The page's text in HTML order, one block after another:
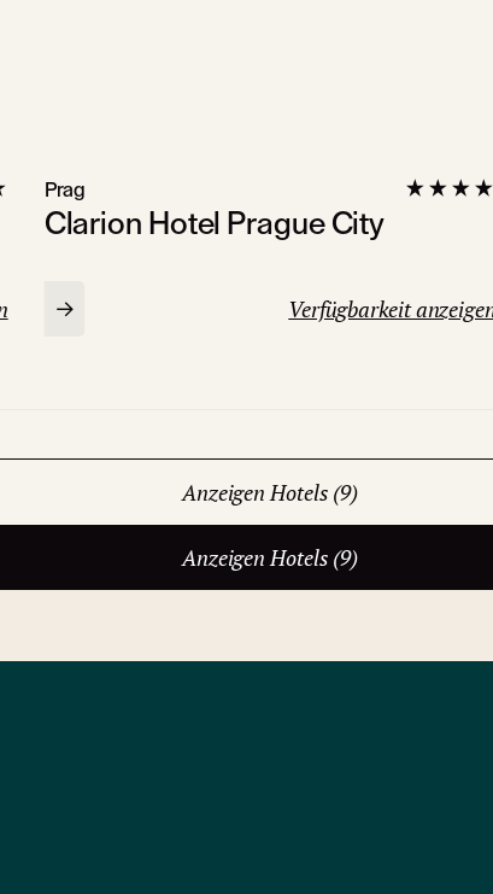
Clarion Hotel Prague City
Prag
Verfügbarkeit
Anzeigen Hotels (9)
Anzeigen Hotels (9)